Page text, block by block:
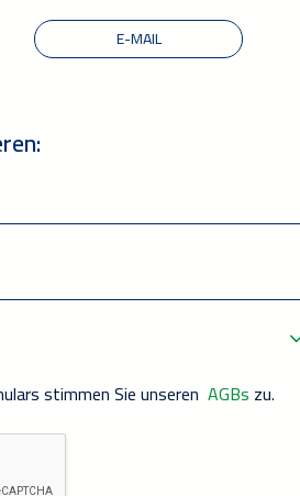
E-MAIL
stimmen Sie unseren AGBs zu.